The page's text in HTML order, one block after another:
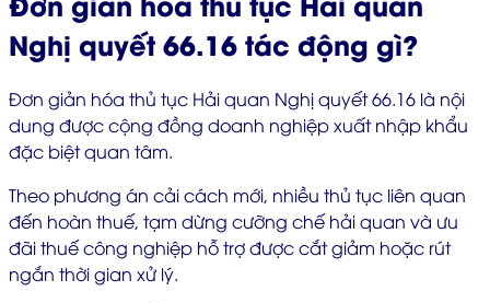
Nghị quyết 66.16 tác động gì?
Đơn giản hóa thủ tục Hải quan Nghị quyết 66.16 là nội
dung được cộng đồng doanh nghiệp xuất nhập khẩu
đặc biệt quan tâm.
Theo phương án cải cách mới, nhiều thủ tục liên quan
đến hoàn thuế, tạm dừng cưỡng chế hải quan và ưu
đãi thuế công nghiệp hỗ trợ được cắt giảm hoặc rút
ngắn thời gian xử lý.